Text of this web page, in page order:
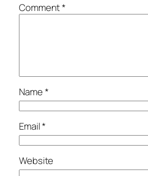
Comment*
Name*
Email*
Website